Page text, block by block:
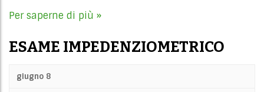
Per saperne di più »
ESAME IMPEDENZIOMETRICO
giugno 8